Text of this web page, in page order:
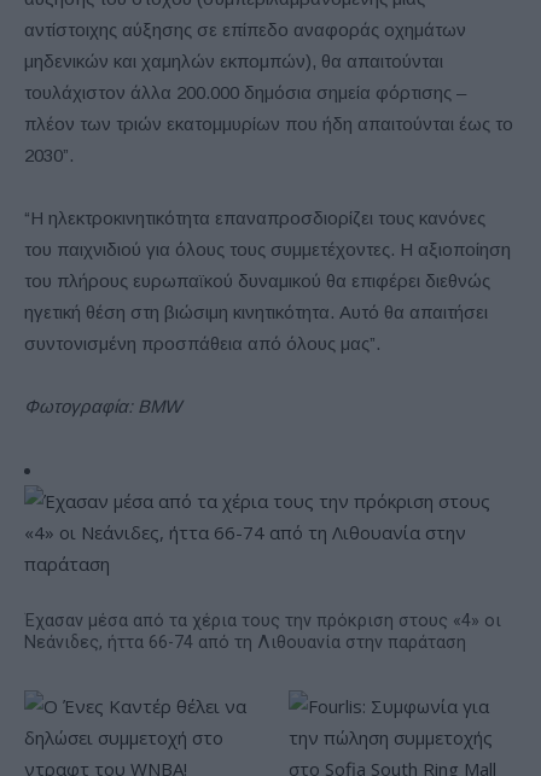
αντίστοιχης αύξησης σε επίπεδο αναφοράς οχημάτων
μηδενικών και χαμηλών εκπομπών), θα απαιτούνται
τουλάχιστον άλλα 200.000 δημόσια σημεία φόρτισης –
πλέον των τριών εκατομμυρίων που ήδη απαιτούνται έως το
2030”.
“Η ηλεκτροκινητικότητα επαναπροσδιορίζει τους κανόνες
του παιχνιδιού για όλους τους συμμετέχοντες. Η αξιοποίηση
του πλήρους ευρωπαϊκού δυναμικού θα επιφέρει διεθνώς
ηγετική θέση στη βιώσιμη κινητικότητα. Αυτό θα απαιτήσει
συντονισμένη προσπάθεια από όλους μας”.
Φωτογραφία: BMW
Έχασαν μέσα από τα χέρια τους την πρόκριση στους «4» οι
Νεάνιδες, ήττα 66-74 από τη Λιθουανία στην παράταση